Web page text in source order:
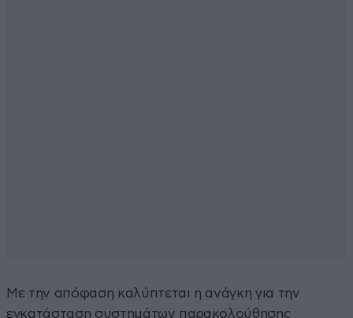
Με την απόφαση καλύπτεται η ανάγκη για την
εγκατάσταση συστημάτων παρακολούθησης